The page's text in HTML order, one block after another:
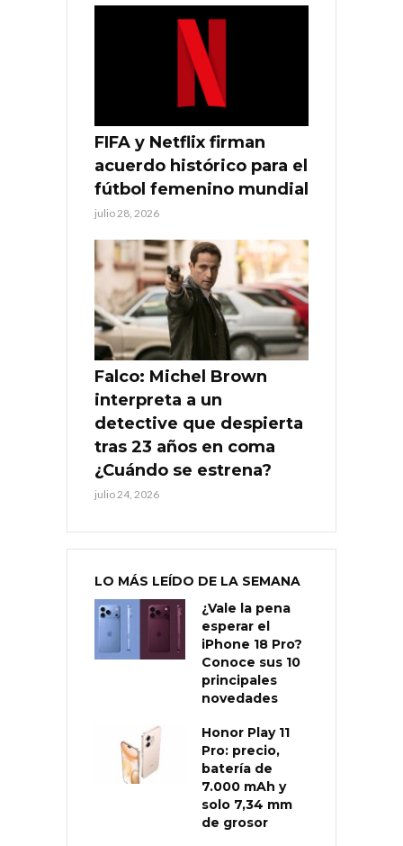
FIFA y Netflix firman
acuerdo histórico para el
fútbol femenino mundial
julio 28, 2026
Falco: Michel Brown
interpreta a un
detective que despierta
tras 23 años en coma
¿Cuándo se estrena?
julio 24, 2026
LO MÁS LEÍDO DE LA SEMANA
¿Vale la pena
esperar el
iPhone 18 Pro?
Conoce sus 10
principales
novedades
Honor Play 11
Pro: precio,
batería de
7.000 mAh y
solo 7,34 mm
de grosor